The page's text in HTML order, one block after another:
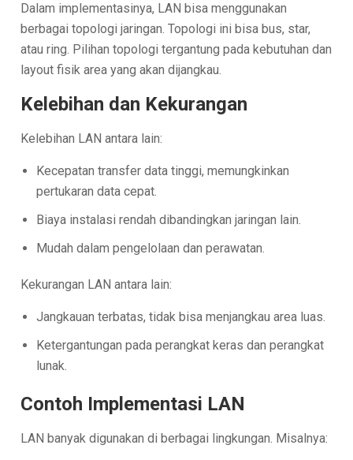
Dalam implementasinya, LAN bisa menggunakan
berbagai topologi jaringan. Topologi ini bisa bus, star,
atau ring. Pilihan topologi tergantung pada kebutuhan dan
layout fisik area yang akan dijangkau.
Kelebihan dan Kekurangan
Kelebihan LAN antara lain:
Kecepatan transfer data tinggi, memungkinkan
pertukaran data cepat.
Biaya instalasi rendah dibandingkan jaringan lain.
Mudah dalam pengelolaan dan perawatan.
Kekurangan LAN antara lain:
Jangkauan terbatas, tidak bisa menjangkau area luas.
Ketergantungan pada perangkat keras dan perangkat
lunak.
Contoh Implementasi LAN
LAN banyak digunakan di berbagai lingkungan. Misalnya: